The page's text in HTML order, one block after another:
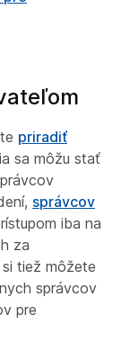
priradiť
sa môžu stať
správcov
iba na
za
tiež môžete
správcov
pre